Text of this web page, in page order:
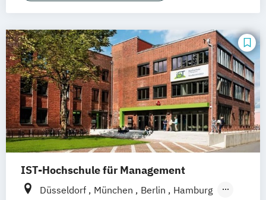
IST-Hochschule für Management
Düsseldorf München Berlin
Hamburg